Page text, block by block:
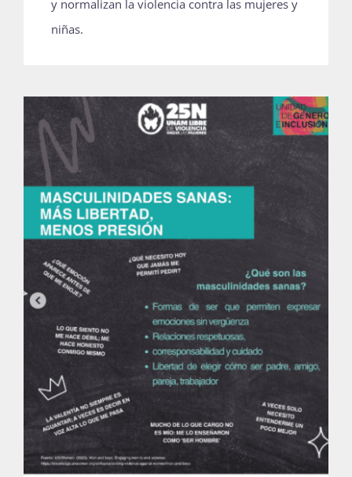
y normalizan la violencia contra las mujeres y
niñas.